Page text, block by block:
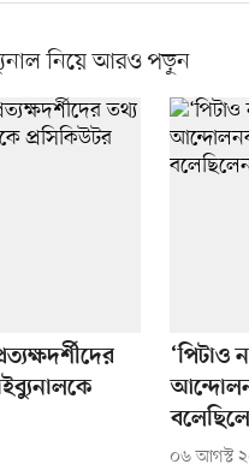
নিয়ে আরও পড়ুন
‘পিটাও
০৬ আগস্ট